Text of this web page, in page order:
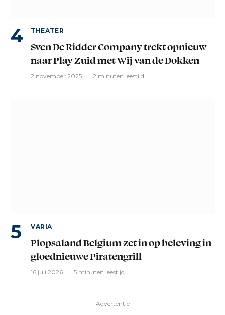
THEATER
Sven De Ridder Company trekt opnieuw
naar Play Zuid met Wij van de Dokken
2 november 2025 2 minuten leestijd
VARIA
Plopsaland Belgium zet in op beleving in
gloednieuwe Piratengrill
16 juli 2026 5 minuten leestijd
Advertentie